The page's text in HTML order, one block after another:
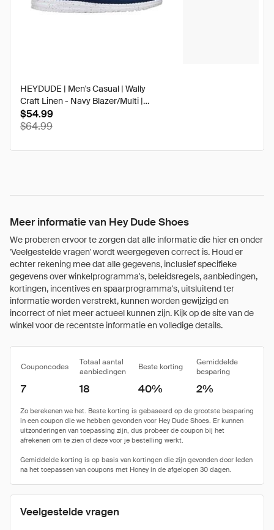
HEYDUDE | Men's Casual | Wally
Craft Linen - Navy Blazer/Multi |
Size 14
$54.99
$64.99
Meer informatie van Hey Dude Shoes
We proberen ervoor te zorgen dat alle informatie die hier en onder
'Veelgestelde vragen' wordt weergegeven correct is. Houd er
echter rekening mee dat alle gegevens, inclusief specifieke
gegevens over winkelprogramma's, beleidsregels, aanbiedingen,
kortingen, incentives en spaarprogramma's, uitsluitend ter
informatie worden verstrekt, kunnen worden gewijzigd en
incorrect of niet meer actueel kunnen zijn. Kijk op de site van de
winkel voor de recentste informatie en volledige details.
Couponcodes
Totaal aantal
aanbiedingen
Beste korting
Gemiddelde
besparing
7 18 40% 2%
Veelgestelde vragen